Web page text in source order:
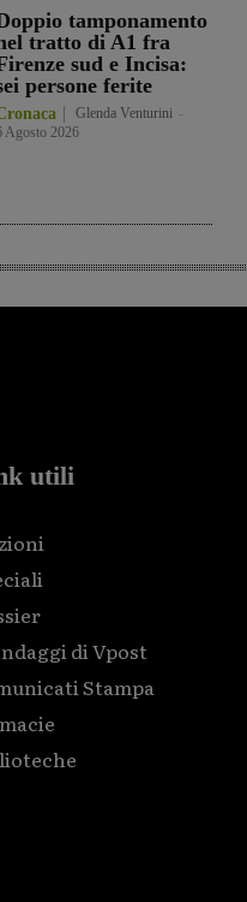
tamponamento
tratto di A1 fra
sud e Incisa:
persone ferite
Glenda Venturini
Agosto 2026
utili
di Vpost
Stampa